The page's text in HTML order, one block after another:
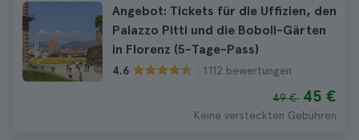
Angebot: Tickets für die Uffizien, den
Palazzo Pitti und die Boboli-Gärten
in Florenz (5-Tage-Pass)
4.6 1.112 bewertungen
49 € 45 €
Keine versteckten Gebühren